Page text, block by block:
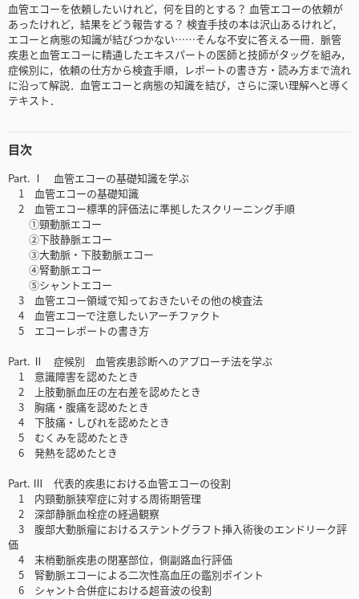
血管エコーを依頼したいけれど，何を目的とする？ 血管エコーの依頼が
あったけれど，結果をどう報告する？ 検査手技の本は沢山あるけれど，
エコーと病態の知識が結びつかない……そんな不安に答える一冊．脈管
疾患と血管エコーに精通したエキスパートの医師と技師がタッグを組み，
症候別に，依頼の仕方から検査手順，レポートの書き方・読み方まで流れ
に沿って解説．血管エコーと病態の知識を結び，さらに深い理解へと導く
テキスト．
目次
Part. Ⅰ 血管エコーの基礎知識を学ぶ
1 血管エコーの基礎知識
2 血管エコー標準的評価法に準拠したスクリーニング手順
①頸動脈エコー
②下肢静脈エコー
③大動脈・下肢動脈エコー
④腎動脈エコー
⑤シャントエコー
3 血管エコー領域で知っておきたいその他の検査法
4 血管エコーで注意したいアーチファクト
5 エコーレポートの書き方
Part. Ⅱ 症候別 血管疾患診断へのアプローチ法を学ぶ
1 意識障害を認めたとき
2 上肢動脈血圧の左右差を認めたとき
3 胸痛・腹痛を認めたとき
4 下肢痛・しびれを認めたとき
5 むくみを認めたとき
6 発熱を認めたとき
Part. Ⅲ 代表的疾患における血管エコーの役割
1 内頸動脈狭窄症に対する周術期管理
2 深部静脈血栓症の経過観察
3 腹部大動脈瘤におけるステントグラフト挿入術後のエンドリーク評
価
4 末梢動脈疾患の閉塞部位，側副路血行評価
5 腎動脈エコーによる二次性高血圧の鑑別ポイント
6 シャント合併症における超音波の役割